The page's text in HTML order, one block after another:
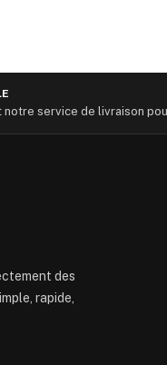
service de livraison
des
rapide,